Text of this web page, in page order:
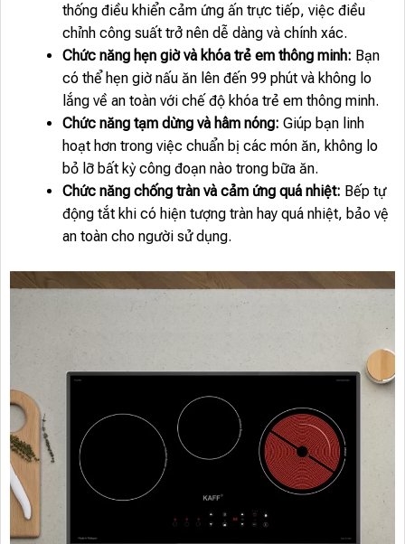
thống điều khiển cảm ứng ấn trực tiếp, việc điều
chỉnh công suất trở nên dễ dàng và chính xác.
Chức năng hẹn giờ và khóa trẻ em thông minh: Bạn
có thể hẹn giờ nấu ăn lên đến 99 phút và không lo
lắng về an toàn với chế độ khóa trẻ em thông minh.
Chức năng tạm dừng và hâm nóng: Giúp bạn linh
hoạt hơn trong việc chuẩn bị các món ăn, không lo
bỏ lỡ bất kỳ công đoạn nào trong bữa ăn.
Chức năng chống tràn và cảm ứng quá nhiệt: Bếp tự
động tắt khi có hiện tượng tràn hay quá nhiệt, bảo vệ
an toàn cho người sử dụng.